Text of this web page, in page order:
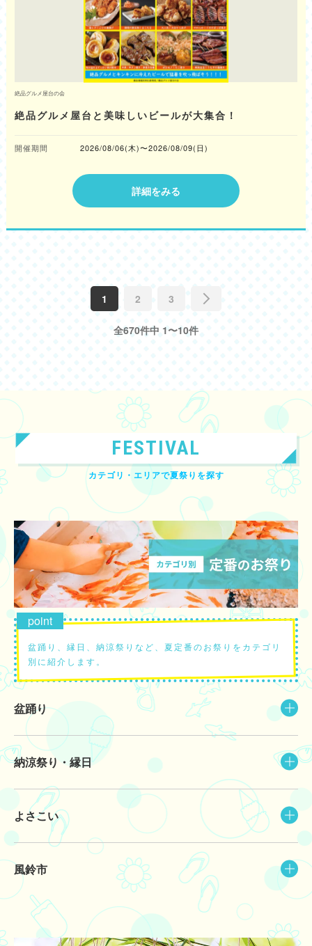
絶品グルメ屋台の会
絶品グルメ屋台と美味しいビールが大集合！
開催期間 2026/08/06(木)〜2026/08/09(日)
詳細をみる
1 2 3
全670件中 1〜10件
FESTIVAL
カテゴリ・エリアで夏祭りを探す
盆踊り、縁日、納涼祭りなど、夏定番のお祭りをカテゴリ
別に紹介します。
盆踊り
納涼祭り・縁日
よさこい
風鈴市